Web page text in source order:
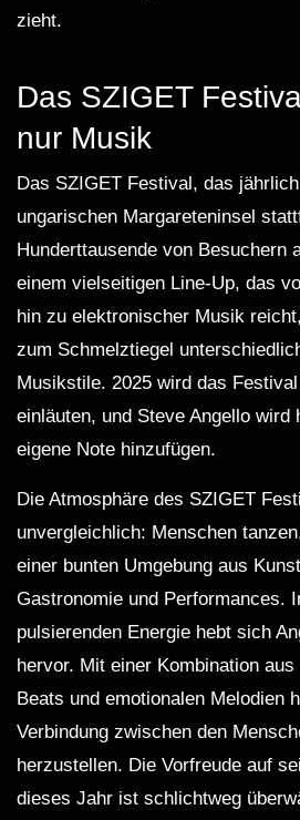
zieht.
Das SZIGET
nur Musik
Das SZIGET Festival, das
ungarischen Margareteninsel
Hunderttausende von Besuchern
einem vielseitigen Line-Up, das
hin zu elektronischer Musik
zum Schmelztiegel
Musikstile. 2025 wird das
einläuten, und Steve Angello wird
eigene Note hinzufügen.
Die Atmosphäre des SZIGET
unvergleichlich: Menschen
einer bunten Umgebung aus
Gastronomie und Performances.
pulsierenden Energie hebt sich
hervor. Mit einer Kombination
Beats und emotionalen Melodien
Verbindung zwischen den
herzustellen. Die Vorfreude auf
dieses Jahr ist schlichtweg